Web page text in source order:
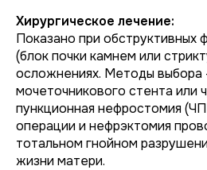
Хирургическое лечение:
Показано при обструктивных
(блок почки камнем или
осложнениях. Методы выбора
мочеточникового стента или
пункционная нефростомия
операции и нефрэктомия
тотальном гнойном
жизни матери.